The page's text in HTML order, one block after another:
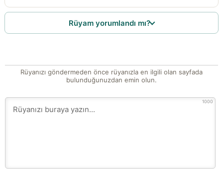
Rüyam yorumlandı mı?
Rüyanızı göndermeden önce rüyanızla en ilgili olan sayfada
bulunduğunuzdan emin olun.
1000